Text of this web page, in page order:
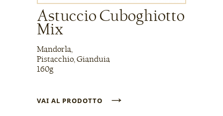
Astuccio Cuboghiotto
Mix
Mandorla,
Pistacchio, Gianduia
160g
VAI AL PRODOTTO →